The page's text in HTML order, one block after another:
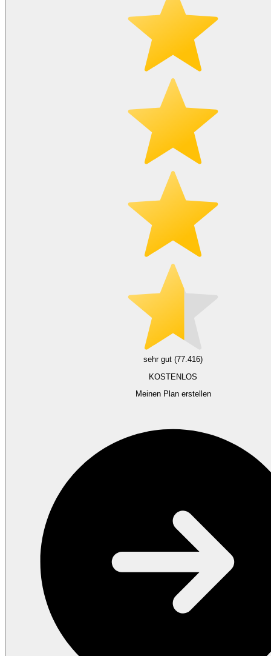
sehr gut (77.416)
KOSTENLOS
Meinen Plan erstellen